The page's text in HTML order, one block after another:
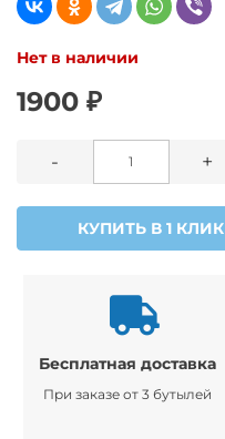
Нет в наличии
1900 ₽
- +
КУПИТЬ В 1 КЛИК
Бесплатная доставка
При заказе от 3 бутылей